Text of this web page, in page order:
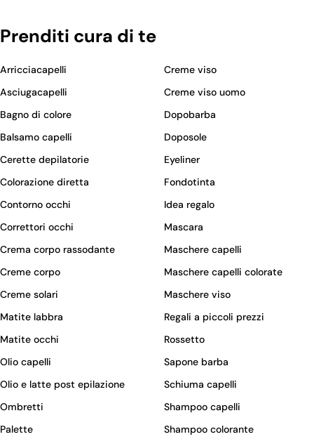
Prenditi cura di te
Arricciacapelli
Asciugacapelli
Bagno di colore
Balsamo capelli
Cerette depilatorie
Colorazione diretta
Contorno occhi
Correttori occhi
Crema corpo rassodante
Creme corpo
Creme solari
Creme viso
Creme viso uomo
Dopobarba
Doposole
Eyeliner
Fondotinta
Idea regalo
Mascara
Maschere capelli
Maschere capelli colorate
Maschere viso
Matite labbra
Matite occhi
Olio capelli
Olio e latte post epilazione
Ombretti
Palette
Regali a piccoli prezzi
Rossetto
Sapone barba
Schiuma capelli
Shampoo capelli
Shampoo colorante